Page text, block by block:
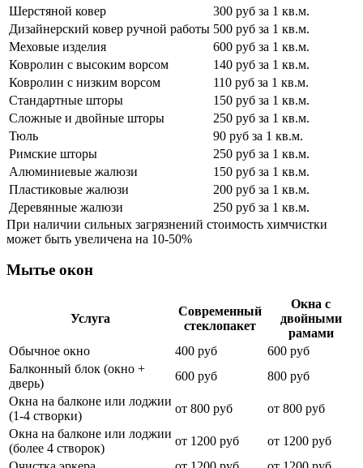
Шерстяной ковер
300 руб за 1 кв.м.
Дизайнерский ковер ручной работы 500 руб за 1 кв.м.
Меховые изделия
600 руб за 1 кв.м.
Ковролин с высоким ворсом
140 руб за 1 кв.м.
Ковролин с низким ворсом
110 руб за 1 кв.м.
Стандартные шторы
150 руб за 1 кв.м.
Сложные и двойные шторы
250 руб за 1 кв.м.
Тюль
90 руб за 1 кв.м.
Римские шторы
250 руб за 1 кв.м.
Алюминиевые жалюзи
150 руб за 1 кв.м.
Пластиковые жалюзи
200 руб за 1 кв.м.
Деревянные жалюзи
250 руб за 1 кв.м.
При наличии сильных загрязнений стоимость химчистки
может быть увеличена на 10-50%
Мытье окон
Услуга
Современный
стеклопакет
Окна с
двойными
рамами
Обычное окно
400 руб
600 руб
Балконный блок (окно +
дверь)
600 руб
800 руб
Окна на балконе или лоджии
(1-4 створки)
от 800 руб
от 800 руб
Окна на балконе или лоджии
(более 4 створок)
от 1200 руб
от 1200 руб